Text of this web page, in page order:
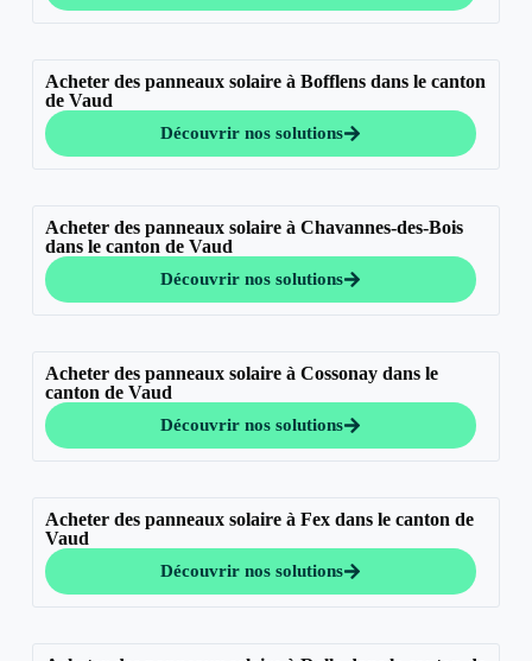
Acheter des panneaux solaire à Bofflens dans le canton
de Vaud
Découvrir nos solutions
Acheter des panneaux solaire à Chavannes-des-Bois
dans le canton de Vaud
Découvrir nos solutions
Acheter des panneaux solaire à Cossonay dans le
canton de Vaud
Découvrir nos solutions
Acheter des panneaux solaire à Fex dans le canton de
Vaud
Découvrir nos solutions